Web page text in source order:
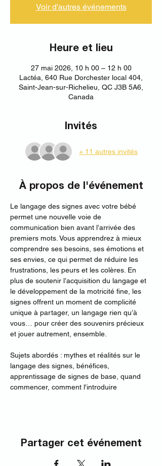
Voir d'autres événements
Heure et lieu
27 mai 2026, 10 h 00 – 12 h 00
Lactéa, 640 Rue Dorchester local 404,
Saint-Jean-sur-Richelieu, QC J3B 5A6,
Canada
Invités
+ 11 autres invités
À propos de l'événement
Le langage des signes avec votre bébé
permet une nouvelle voie de
communication bien avant l’arrivée des
premiers mots. Vous apprendrez à mieux
comprendre ses besoins, ses émotions et
ses envies, ce qui permet de réduire les
frustrations, les peurs et les colères. En
plus de soutenir l’acquisition du langage et
le développement de la motricité fine, les
signes offrent un moment de complicité
unique à partager, un langage rien qu’à
vous… pour créer des souvenirs précieux
et jouer autrement, ensemble.
Sujets abordés : mythes et réalités sur le
langage des signes, bénéfices,
apprentissage de signes de base, quand
commencer, comment l'introduire
Partager cet événement